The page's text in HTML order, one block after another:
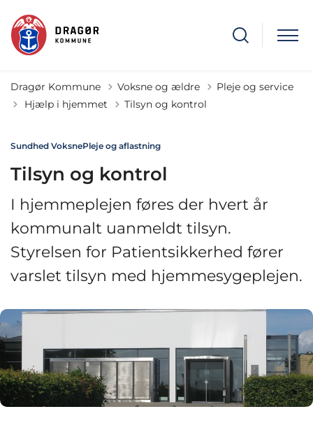
Dragør Kommune Voksne og ældre
Pleje og service
Tilbage til
Hjælp i hjemmet Tilsyn og kontrol
Sundhed VoksnePleje og aflastning
Tilsyn og kontrol
I hjemmeplejen føres der hvert år
kommunalt uanmeldt tilsyn.
Styrelsen for Patientsikkerhed fører
varslet tilsyn med hjemmesygeplejen.